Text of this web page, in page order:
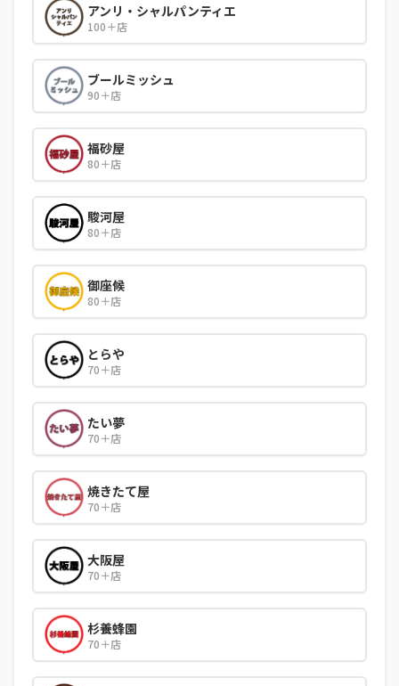
アンリ・シャルパンティエ
100＋店
ブールミッシュ
90＋店
福砂屋
80＋店
駿河屋
80＋店
御座候
80＋店
とらや
70＋店
たい夢
70＋店
焼きたて屋
70＋店
大阪屋
70＋店
杉養蜂園
70＋店